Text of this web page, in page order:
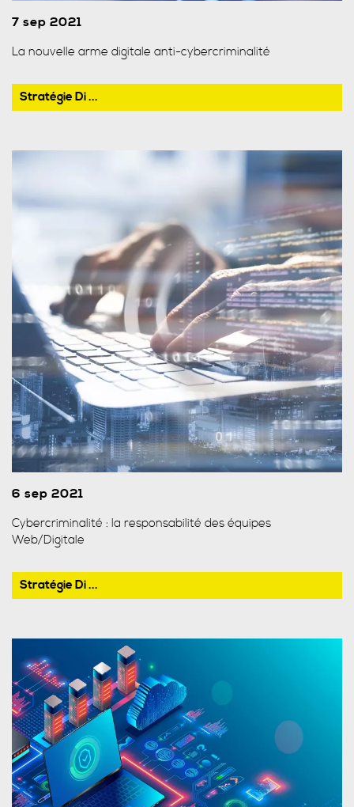
7 sep 2021
La nouvelle arme digitale anti-cybercriminalité
Stratégie Di ...
6 sep 2021
Cybercriminalité : la responsabilité des équipes
Web/Digitale
Stratégie Di ...